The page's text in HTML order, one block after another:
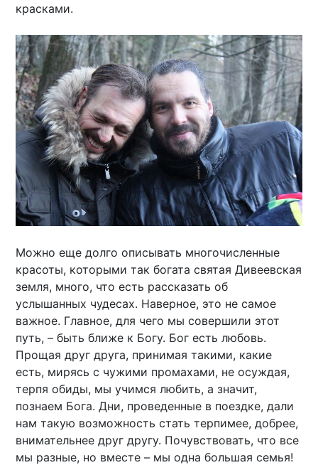
красками.
Можно еще долго описывать многочисленные
красоты, которыми так богата святая Дивеевская
земля, много, что есть рассказать об
услышанных чудесах. Наверное, это не самое
важное. Главное, для чего мы совершили этот
путь, – быть ближе к Богу. Бог есть любовь.
Прощая друг друга, принимая такими, какие
есть, мирясь с чужими промахами, не осуждая,
терпя обиды, мы учимся любить, а значит,
познаем Бога. Дни, проведенные в поездке, дали
нам такую возможность cтать терпимее, добрее,
внимательнее друг другу. Почувствовать, что все
мы разные, но вместе – мы одна большая семья!